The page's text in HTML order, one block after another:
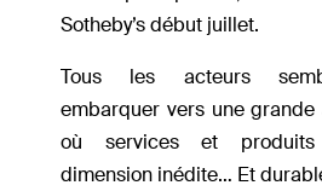
Sotheby’s début juillet.
Tous les acteurs
embarquer vers une grande
où services et
dimension inédite… Et